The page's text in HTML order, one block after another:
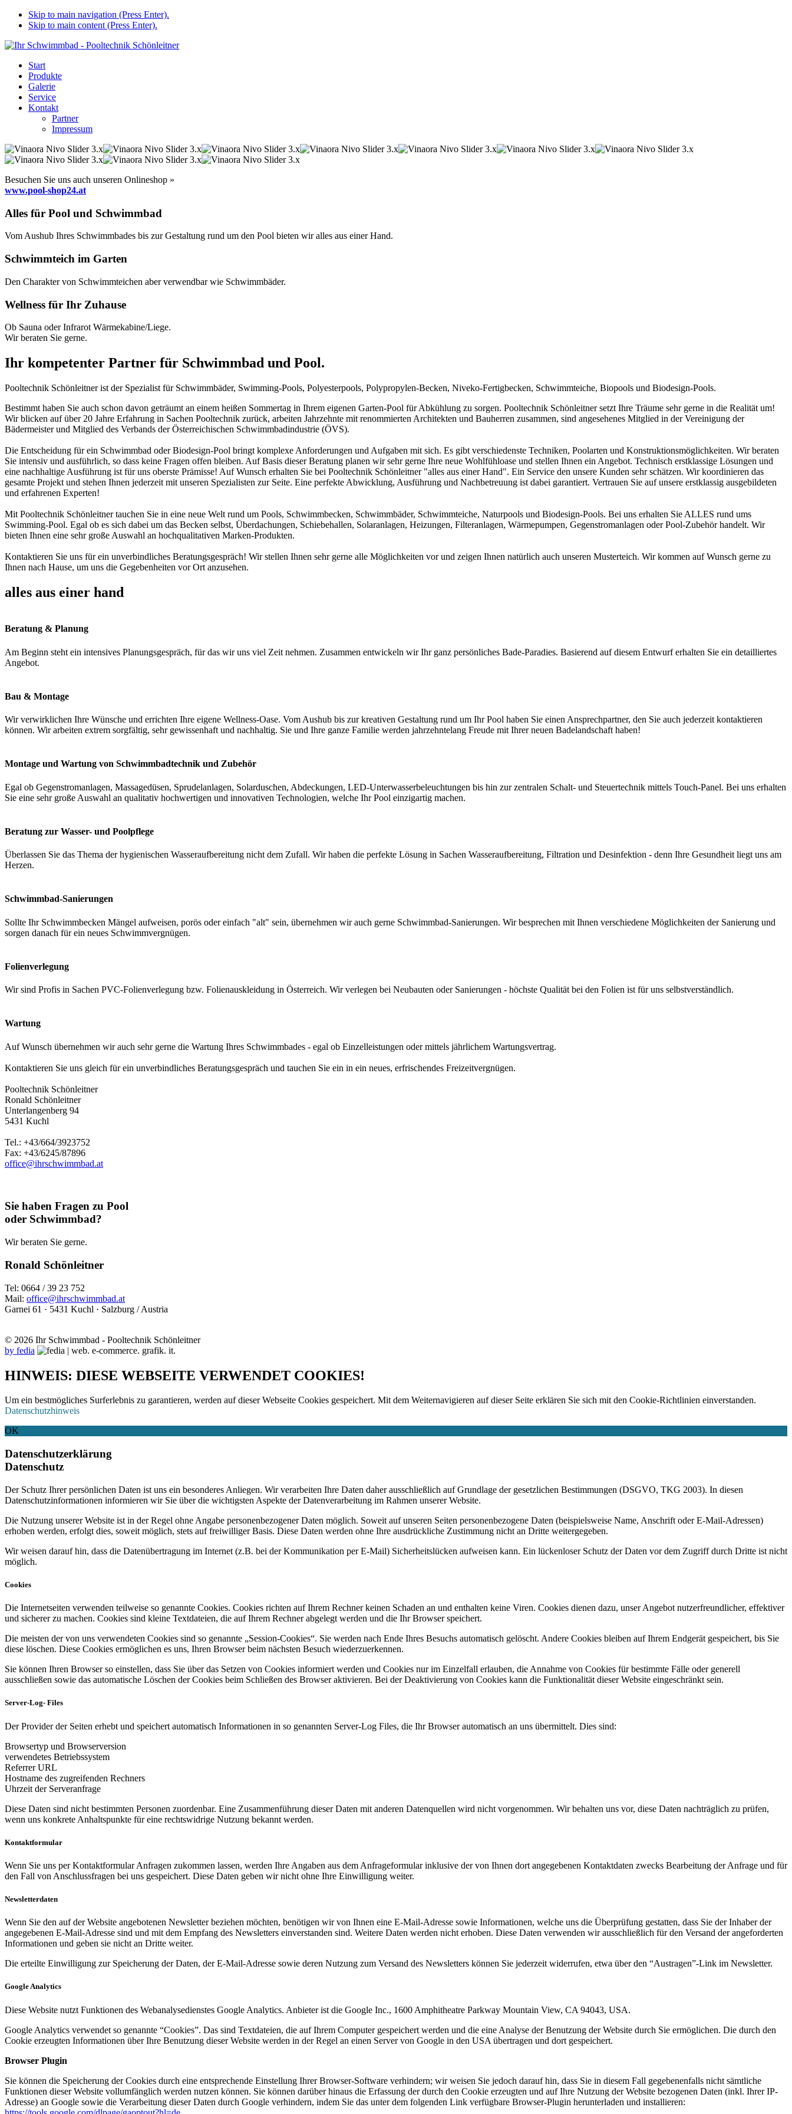
Skip to main navigation (Press Enter).
Skip to main content (Press Enter).
Start
Produkte
Galerie
Service
Kontakt
Partner
Impressum
Besuchen Sie uns auch unseren Onlineshop »
www.pool-shop24.at
Alles für Pool und Schwimmbad
Vom Aushub Ihres Schwimmbades bis zur Gestaltung rund um den Pool bieten wir alles aus einer Hand.
Schwimmteich im Garten
Den Charakter von Schwimmteichen aber verwendbar wie Schwimmbäder.
Wellness für Ihr Zuhause
Ob Sauna oder Infrarot Wärmekabine/Liege.
Wir beraten Sie gerne.
Ihr kompetenter Partner für Schwimmbad und Pool.
Pooltechnik Schönleitner ist der Spezialist für Schwimmbäder, Swimming-Pools, Polyesterpools, Polypropylen-Becken, Niveko-Fertigbecken, Schwimmteiche, Biopools und Biodesign-Pools.
Bestimmt haben Sie auch schon davon geträumt an einem heißen Sommertag in Ihrem eigenen Garten-Pool für Abkühlung zu sorgen. Pooltechnik Schönleitner setzt Ihre Träume sehr gerne in die Realität um!
Wir blicken auf über 20 Jahre Erfahrung in Sachen Pooltechnik zurück, arbeiten Jahrzehnte mit renommierten Architekten und Bauherren zusammen, sind angesehenes Mitglied in der Vereinigung der
Bädermeister und Mitglied des Verbands der Österreichischen Schwimmbadindustrie (ÖVS).
Die Entscheidung für ein Schwimmbad oder Biodesign-Pool bringt komplexe Anforderungen und Aufgaben mit sich. Es gibt verschiedenste Techniken, Poolarten und Konstruktionsmöglichkeiten. Wir beraten
Sie intensiv und ausführlich, so dass keine Fragen offen bleiben. Auf Basis dieser Beratung planen wir sehr gerne Ihre neue Wohlfühloase und stellen Ihnen ein Angebot. Technisch erstklassige Lösungen und
eine nachhaltige Ausführung ist für uns oberste Prämisse! Auf Wunsch erhalten Sie bei Pooltechnik Schönleitner "alles aus einer Hand". Ein Service den unsere Kunden sehr schätzen. Wir koordinieren das
gesamte Projekt und stehen Ihnen jederzeit mit unseren Spezialisten zur Seite. Eine perfekte Abwicklung, Ausführung und Nachbetreuung ist dabei garantiert. Vertrauen Sie auf unsere erstklassig ausgebildeten
und erfahrenen Experten!
Mit Pooltechnik Schönleitner tauchen Sie in eine neue Welt rund um Pools, Schwimmbecken, Schwimmbäder, Schwimmteiche, Naturpools und Biodesign-Pools. Bei uns erhalten Sie ALLES rund ums
Swimming-Pool. Egal ob es sich dabei um das Becken selbst, Überdachungen, Schiebehallen, Solaranlagen, Heizungen, Filteranlagen, Wärmepumpen, Gegenstromanlagen oder Pool-Zubehör handelt. Wir
bieten Ihnen eine sehr große Auswahl an hochqualitativen Marken-Produkten.
Kontaktieren Sie uns für ein unverbindliches Beratungsgespräch! Wir stellen Ihnen sehr gerne alle Möglichkeiten vor und zeigen Ihnen natürlich auch unseren Musterteich. Wir kommen auf Wunsch gerne zu
Ihnen nach Hause, um uns die Gegebenheiten vor Ort anzusehen.
alles aus einer hand
Beratung & Planung
Am Beginn steht ein intensives Planungsgespräch, für das wir uns viel Zeit nehmen. Zusammen entwickeln wir Ihr ganz persönliches Bade-Paradies. Basierend auf diesem Entwurf erhalten Sie ein detailliertes
Angebot.
Bau & Montage
Wir verwirklichen Ihre Wünsche und errichten Ihre eigene Wellness-Oase. Vom Aushub bis zur kreativen Gestaltung rund um Ihr Pool haben Sie einen Ansprechpartner, den Sie auch jederzeit kontaktieren
können. Wir arbeiten extrem sorgfältig, sehr gewissenhaft und nachhaltig. Sie und Ihre ganze Familie werden jahrzehntelang Freude mit Ihrer neuen Badelandschaft haben!
Montage und Wartung von Schwimmbadtechnik und Zubehör
Egal ob Gegenstromanlagen, Massagedüsen, Sprudelanlagen, Solarduschen, Abdeckungen, LED-Unterwasserbeleuchtungen bis hin zur zentralen Schalt- und Steuertechnik mittels Touch-Panel. Bei uns erhalten
Sie eine sehr große Auswahl an qualitativ hochwertigen und innovativen Technologien, welche Ihr Pool einzigartig machen.
Beratung zur Wasser- und Poolpflege
Überlassen Sie das Thema der hygienischen Wasseraufbereitung nicht dem Zufall. Wir haben die perfekte Lösung in Sachen Wasseraufbereitung, Filtration und Desinfektion - denn Ihre Gesundheit liegt uns am
Herzen.
Schwimmbad-Sanierungen
Sollte Ihr Schwimmbecken Mängel aufweisen, porös oder einfach "alt" sein, übernehmen wir auch gerne Schwimmbad-Sanierungen. Wir besprechen mit Ihnen verschiedene Möglichkeiten der Sanierung und
sorgen danach für ein neues Schwimmvergnügen.
Folienverlegung
Wir sind Profis in Sachen PVC-Folienverlegung bzw. Folienauskleidung in Österreich. Wir verlegen bei Neubauten oder Sanierungen - höchste Qualität bei den Folien ist für uns selbstverständlich.
Wartung
Auf Wunsch übernehmen wir auch sehr gerne die Wartung Ihres Schwimmbades - egal ob Einzelleistungen oder mittels jährlichem Wartungsvertrag.
Kontaktieren Sie uns gleich für ein unverbindliches Beratungsgespräch und tauchen Sie ein in ein neues, erfrischendes Freizeitvergnügen.
Pooltechnik Schönleitner
Ronald Schönleitner
Unterlangenberg 94
5431 Kuchl
Tel.: +43/664/3923752
Fax: +43/6245/87896
office@ihrschwimmbad.at
Sie haben Fragen zu Pool
oder Schwimmbad?
Wir beraten Sie gerne.
Ronald Schönleitner
Tel: 0664 / 39 23 752
Mail: office@ihrschwimmbad.at
Garnei 61 · 5431 Kuchl · Salzburg / Austria
© 2026 Ihr Schwimmbad - Pooltechnik Schönleitner
by fedia
HINWEIS: DIESE WEBSEITE VERWENDET COOKIES!
Um ein bestmögliches Surferlebnis zu garantieren, werden auf dieser Webseite Cookies gespeichert. Mit dem Weiternavigieren auf dieser Seite erklären Sie sich mit den Cookie-Richtlinien einverstanden.
Datenschutzhinweis
OK
Datenschutzerklärung
Datenschutz
Der Schutz Ihrer persönlichen Daten ist uns ein besonderes Anliegen. Wir verarbeiten Ihre Daten daher ausschließlich auf Grundlage der gesetzlichen Bestimmungen (DSGVO, TKG 2003). In diesen
Datenschutzinformationen informieren wir Sie über die wichtigsten Aspekte der Datenverarbeitung im Rahmen unserer Website.
Die Nutzung unserer Website ist in der Regel ohne Angabe personenbezogener Daten möglich. Soweit auf unseren Seiten personenbezogene Daten (beispielsweise Name, Anschrift oder E-Mail-Adressen)
erhoben werden, erfolgt dies, soweit möglich, stets auf freiwilliger Basis. Diese Daten werden ohne Ihre ausdrückliche Zustimmung nicht an Dritte weitergegeben.
Wir weisen darauf hin, dass die Datenübertragung im Internet (z.B. bei der Kommunikation per E-Mail) Sicherheitslücken aufweisen kann. Ein lückenloser Schutz der Daten vor dem Zugriff durch Dritte ist nicht
möglich.
Cookies
Die Internetseiten verwenden teilweise so genannte Cookies. Cookies richten auf Ihrem Rechner keinen Schaden an und enthalten keine Viren. Cookies dienen dazu, unser Angebot nutzerfreundlicher, effektiver
und sicherer zu machen. Cookies sind kleine Textdateien, die auf Ihrem Rechner abgelegt werden und die Ihr Browser speichert.
Die meisten der von uns verwendeten Cookies sind so genannte „Session-Cookies“. Sie werden nach Ende Ihres Besuchs automatisch gelöscht. Andere Cookies bleiben auf Ihrem Endgerät gespeichert, bis Sie
diese löschen. Diese Cookies ermöglichen es uns, Ihren Browser beim nächsten Besuch wiederzuerkennen.
Sie können Ihren Browser so einstellen, dass Sie über das Setzen von Cookies informiert werden und Cookies nur im Einzelfall erlauben, die Annahme von Cookies für bestimmte Fälle oder generell
ausschließen sowie das automatische Löschen der Cookies beim Schließen des Browser aktivieren. Bei der Deaktivierung von Cookies kann die Funktionalität dieser Website eingeschränkt sein.
Server-Log- Files
Der Provider der Seiten erhebt und speichert automatisch Informationen in so genannten Server-Log Files, die Ihr Browser automatisch an uns übermittelt. Dies sind:
Browsertyp und Browserversion
verwendetes Betriebssystem
Referrer URL
Hostname des zugreifenden Rechners
Uhrzeit der Serveranfrage
Diese Daten sind nicht bestimmten Personen zuordenbar. Eine Zusammenführung dieser Daten mit anderen Datenquellen wird nicht vorgenommen. Wir behalten uns vor, diese Daten nachträglich zu prüfen,
wenn uns konkrete Anhaltspunkte für eine rechtswidrige Nutzung bekannt werden.
Kontaktformular
Wenn Sie uns per Kontaktformular Anfragen zukommen lassen, werden Ihre Angaben aus dem Anfrageformular inklusive der von Ihnen dort angegebenen Kontaktdaten zwecks Bearbeitung der Anfrage und für
den Fall von Anschlussfragen bei uns gespeichert. Diese Daten geben wir nicht ohne Ihre Einwilligung weiter.
Newsletterdaten
Wenn Sie den auf der Website angebotenen Newsletter beziehen möchten, benötigen wir von Ihnen eine E-Mail-Adresse sowie Informationen, welche uns die Überprüfung gestatten, dass Sie der Inhaber der
angegebenen E-Mail-Adresse sind und mit dem Empfang des Newsletters einverstanden sind. Weitere Daten werden nicht erhoben. Diese Daten verwenden wir ausschließlich für den Versand der angeforderten
Informationen und geben sie nicht an Dritte weiter.
Die erteilte Einwilligung zur Speicherung der Daten, der E-Mail-Adresse sowie deren Nutzung zum Versand des Newsletters können Sie jederzeit widerrufen, etwa über den “Austragen”-Link im Newsletter.
Google Analytics
Diese Website nutzt Funktionen des Webanalysedienstes Google Analytics. Anbieter ist die Google Inc., 1600 Amphitheatre Parkway Mountain View, CA 94043, USA.
Google Analytics verwendet so genannte “Cookies”. Das sind Textdateien, die auf Ihrem Computer gespeichert werden und die eine Analyse der Benutzung der Website durch Sie ermöglichen. Die durch den
Cookie erzeugten Informationen über Ihre Benutzung dieser Website werden in der Regel an einen Server von Google in den USA übertragen und dort gespeichert.
Browser Plugin
Sie können die Speicherung der Cookies durch eine entsprechende Einstellung Ihrer Browser-Software verhindern; wir weisen Sie jedoch darauf hin, dass Sie in diesem Fall gegebenenfalls nicht sämtliche
Funktionen dieser Website vollumfänglich werden nutzen können. Sie können darüber hinaus die Erfassung der durch den Cookie erzeugten und auf Ihre Nutzung der Website bezogenen Daten (inkl. Ihrer IP-
Adresse) an Google sowie die Verarbeitung dieser Daten durch Google verhindern, indem Sie das unter dem folgenden Link verfügbare Browser-Plugin herunterladen und installieren: